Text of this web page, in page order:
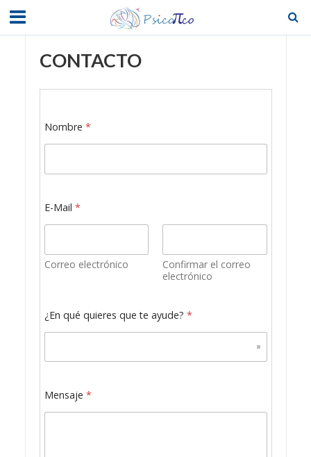
CONTACTO
Nombre *
E-Mail *
Correo electrónico
Confirmar el correo
electrónico
¿En qué quieres que te ayude? *
Mensaje *